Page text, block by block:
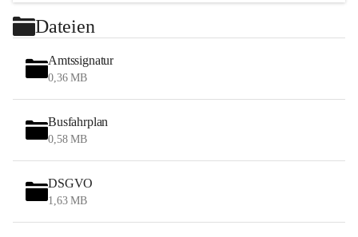
Wien erreicht man in ca. 45 Minuten.
Stössing zählt noch zum Naherholungsraum Wien sowie
zum Naherholungsraum St. Pölten. Viele Bauernhöfe hatten
„ihre Wiener“. Seit 1960 bauten viele Wiener
Wochenendhäuser im Gemeindegebiet. Wegen des
waldreichen Jagdgebietes haben viele Jagdpächter ihre
Das Wandern ist aus touristischer Sicht die bedeutendste
Tätigkeit. Das hügelige Gebiet mit Wanderwegen durch
Wiesen, Wälder und Obstkulturen lädt dazu ein. Gefördert
Dateien
Amtssignatur
0,36 MB
Busfahrplan
0,58 MB
DSGVO
1,63 MB